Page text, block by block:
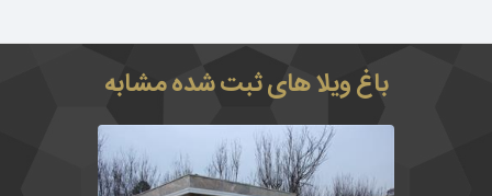
باغ ویلا های ثبت شده مشابه